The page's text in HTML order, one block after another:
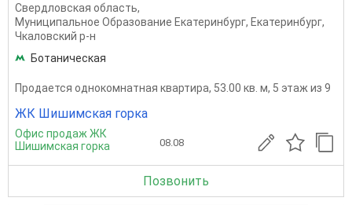
Свердловская область,
Муниципальное Образование Екатеринбург, Екатеринбург,
Чкаловский р-н
Ботаническая
Продается однокомнатная квартира, 53.00 кв. м, 5 этаж из 9
ЖК Шишимская горка
Офис продаж ЖК
Шишимская горка
08.08
Позвонить